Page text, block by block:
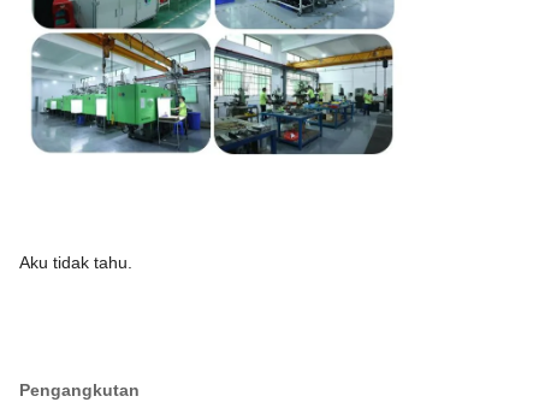
Aku tidak tahu.
Pengangkutan